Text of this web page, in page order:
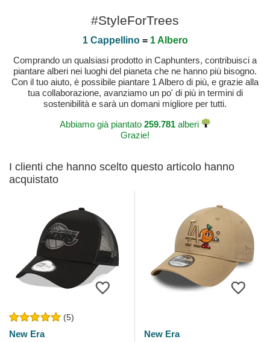
#StyleForTrees
1 Cappellino= 1 Albero
Comprando un qualsiasi prodotto in Caphunters, contribuisci a
piantare alberi nei luoghi del pianeta che ne hanno più bisogno.
Con il tuo aiuto, è possibile piantare 1 Albero di più, e grazie alla
tua collaborazione, avanziamo un po' di più in termini di
sostenibilità e sarà un domani migliore per tutti.
Abbiamo già piantato 259.781 alberi
Grazie!
I clienti che hanno scelto questo articolo hanno
acquistato
(5)
New Era
New Era